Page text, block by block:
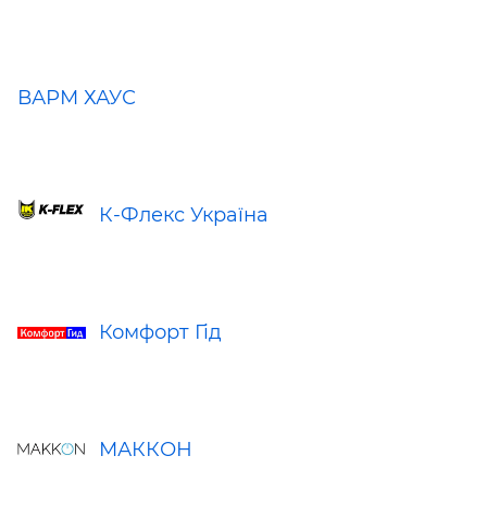
ВАРМ ХАУС
К-Флекс Україна
Комфорт Гід
МАККОН